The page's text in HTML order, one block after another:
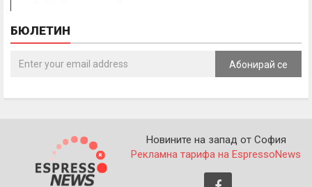
БЮЛЕТИН
Абонирай се
Новините на запад от София
Рекламна тарифа на EspressoNews